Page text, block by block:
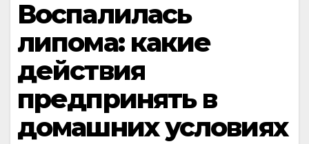
Воспалилась
липома: какие
действия
предпринять в
домашних условиях